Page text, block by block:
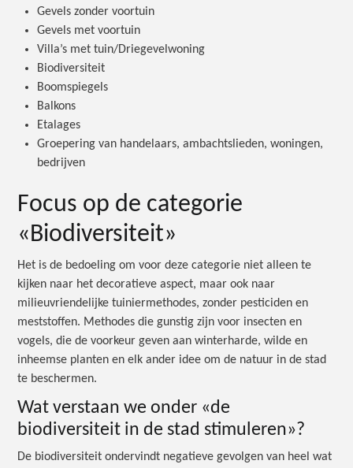
Gevels zonder voortuin
Gevels met voortuin
Villa’s met tuin/Driegevelwoning
Biodiversiteit
Boomspiegels
Balkons
Etalages
Groepering van handelaars, ambachtslieden, woningen,
bedrijven
Focus op de categorie
«Biodiversiteit»
Het is de bedoeling om voor deze categorie niet alleen te
kijken naar het decoratieve aspect, maar ook naar
milieuvriendelijke tuiniermethodes, zonder pesticiden en
meststoffen. Methodes die gunstig zijn voor insecten en
vogels, die de voorkeur geven aan winterharde, wilde en
inheemse planten en elk ander idee om de natuur in de stad
te beschermen.
Wat verstaan we onder «de
biodiversiteit in de stad stimuleren»?
De biodiversiteit ondervindt negatieve gevolgen van heel wat